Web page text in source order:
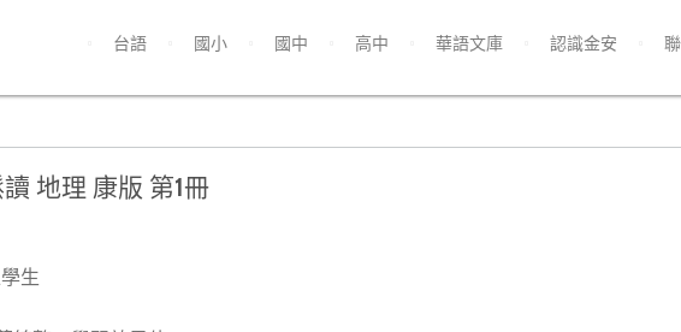
台語 國小 國中 高中 華語文庫 認識金安
地理 康版 第1冊
生